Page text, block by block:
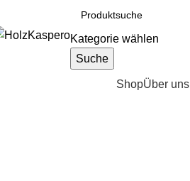
Kategorie wählen
Suche
ShopÜber uns